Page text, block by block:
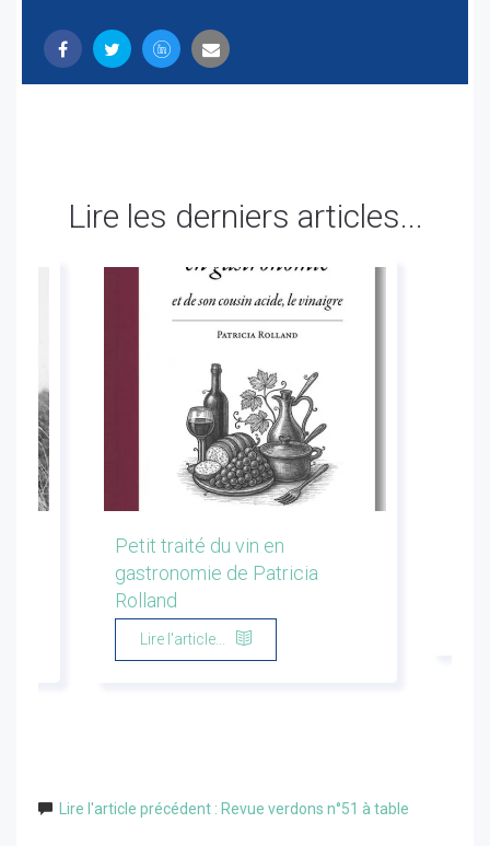
Lire les derniers articles...
Petit traité du vin en
gastronomie de Patricia
Rolland
Lire l'article...
Lire l'article précédent : Revue verdons n°51 à table